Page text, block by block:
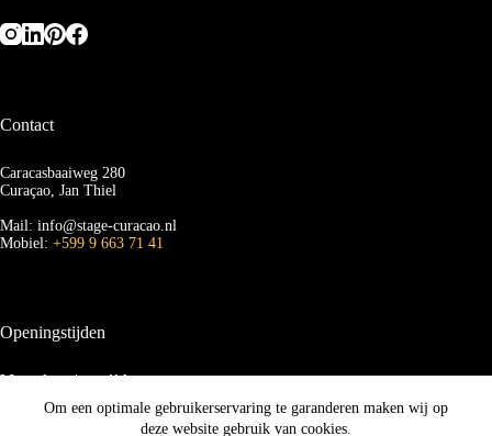
Om een optimale gebruikerservaring te garanderen maken wij op
deze website gebruik van cookies.
Contact
Caracasbaaiweg 280
Curaçao, Jan Thiel
Mail: info@stage-curacao.nl
Mobiel: +599 9 663 71 41
Openingstijden
Maandag t/m vrijdag
van 09.00 tot 16.00 uur